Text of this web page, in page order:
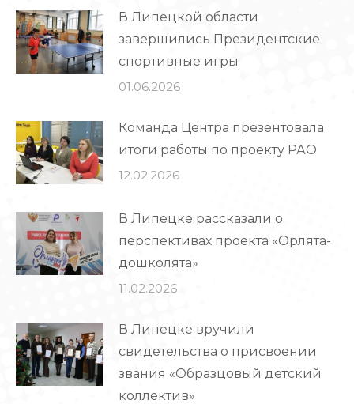
В Липецкой области
завершились Президентские
спортивные игры
01.06.2026
Команда Центра презентовала
итоги работы по проекту РАО
12.02.2026
В Липецке рассказали о
перспективах проекта «Орлята-
дошколята»
11.02.2026
В Липецке вручили
свидетельства о присвоении
звания «Образцовый детский
коллектив»